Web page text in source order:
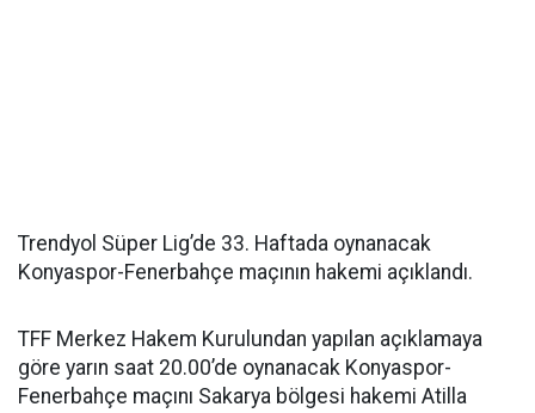
Trendyol Süper Lig’de 33. Haftada oynanacak
Konyaspor-Fenerbahçe maçının hakemi açıklandı.
TFF Merkez Hakem Kurulundan yapılan açıklamaya
göre yarın saat 20.00’de oynanacak Konyaspor-
Fenerbahçe maçını Sakarya bölgesi hakemi Atilla